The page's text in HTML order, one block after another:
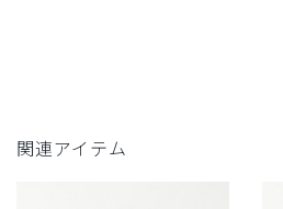
関連アイテム